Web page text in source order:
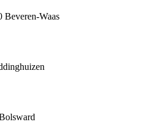
Beveren-Waas